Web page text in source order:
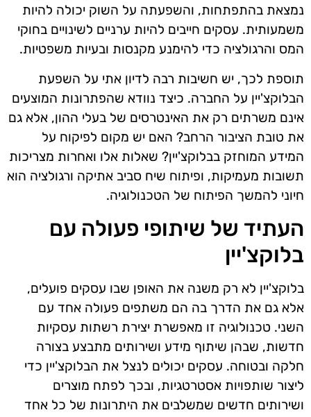
נמצאת בהתפתחות, והשפעתה על השוק יכולה להיות
משמעותית. עסקים חייבים להיות ערניים לשינויים בחוקי
המס והרגולציה כדי להימנע מקנסות ובעיות משפטיות.
תוספת לכך, יש חשיבות רבה לדיון אתי על השפעת
הבלוקצ'יין על החברה. כיצד נוודא שהפתרונות המוצעים
אינם משרתים רק את האינטרסים של בעלי ההון, אלא גם
את טובת הציבור הרחב? האם יש מקום לפיקוח על
המידע המוחזק בבלוקצ'יין? שאלות אלו ואחרות מצריכות
תשובות מעמיקות, ופיתוח שיח סביב אתיקה ורגולציה הוא
חיוני להמשך הפיתוח של הטכנולוגיה.
העתיד של שיתופי פעולה עם
בלוקצ'יין
בלוקצ'יין לא רק משנה את האופן שבו עסקים פועלים,
אלא גם את הדרך בה הם משתפים פעולה אחד עם
השני. טכנולוגיה זו מאפשרת יצירת רשתות עסקיות
חדשות, שבהן שיתוף מידע ושירותים מתבצע בצורה
חלקה ובטוחה. עסקים יכולים לנצל את הבלוקצ'יין כדי
ליצור שותפויות אסטרטגיות, ובכך לפתח מוצרים
ושירותים חדשים שמשלבים את היתרונות של כל אחד